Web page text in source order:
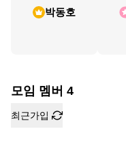
박동호
모임 멤버 4
최근가입